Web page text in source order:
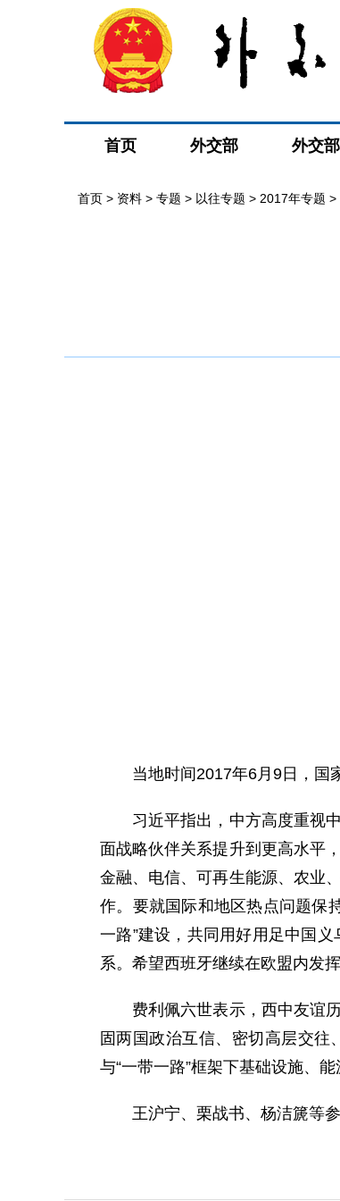
首页 外交部 外交
首页 > 资料 > 专题 > 以往专题 > 2017年专题 >
当地时间2017年6月9日，国家
习近平指出，中方高度重视中
面战略伙伴关系提升到更高水平
金融、电信、可再生能源、农业
作。要就国际和地区热点问题保
一路”建设，共同用好用足中国
系。希望西班牙继续在欧盟内发
费利佩六世表示，西中友谊历
固两国政治互信、密切高层交往
与“一带一路”框架下基础设施、能
王沪宁、栗战书、杨洁篪等参